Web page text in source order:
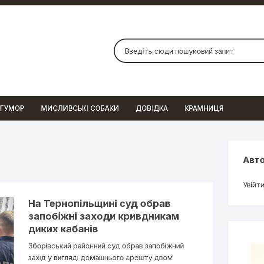
Шукати:
ГУМОР МИСЛИВСЬКІ СОБАКИ ДОВІДКА КРАМНИЦЯ
На Тернопільщині суд обрав
запобіжні заходи кривдникам
диких кабанів
Зборівський районний суд обрав запобіжний
захід у вигляді домашнього арешту двом